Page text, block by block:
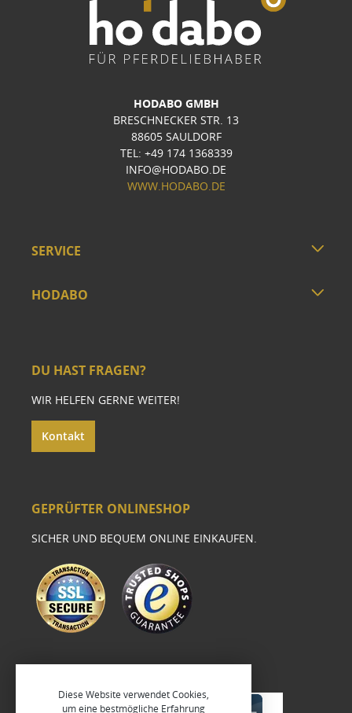
HODABO GMBH
BRESCHNECKER STR. 13
88605 SAULDORF
TEL: +49 174 1368339
INFO@HODABO.DE
WWW.HODABO.DE
SERVICE
HODABO
DU HAST FRAGEN?
WIR HELFEN GERNE WEITER!
Kontakt
GEPRÜFTER ONLINESHOP
SICHER UND BEQUEM ONLINE EINKAUFEN.
Diese Website verwendet Cookies,
um eine bestmögliche Erfahrung